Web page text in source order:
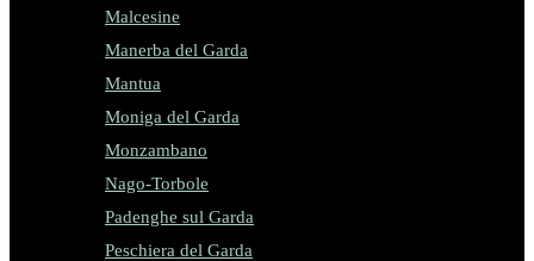
Malcesine
Manerba del Garda
Mantua
Moniga del Garda
Monzambano
Nago-Torbole
Padenghe sul Garda
Peschiera del Garda